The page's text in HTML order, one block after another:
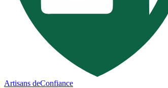
Artisans deConfiance